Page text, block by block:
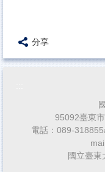
分享
95092臺東
電話：089-
國立臺